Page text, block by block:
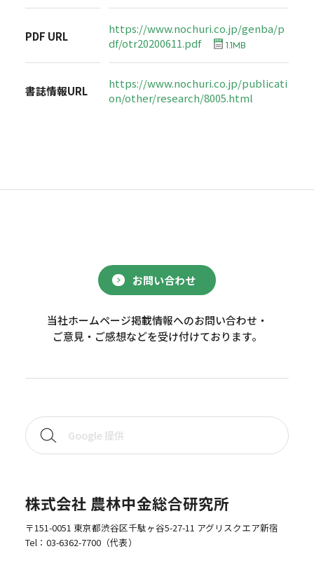
PDF URL
https://www.nochuri.co.jp/genba/p
df/otr20200611.pdf
1.1MB
書誌情報URL
https://www.nochuri.co.jp/publicati
on/other/research/8005.html
お問い合わせ
当社ホームページ掲載情報へのお問い合わせ・
ご意見・ご感想などを受け付けております。
株式会社 農林中金総合研究所
〒151-0051 東京都渋谷区千駄ヶ谷5-27-11 アグリスクエア新宿
Tel： 03-6362-7700（代表）